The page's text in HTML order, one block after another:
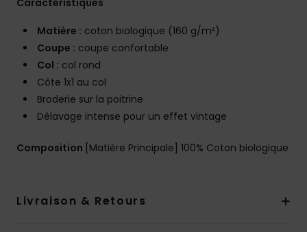
Matière : coton biologique (160 g/m²)
Coupe : coupe confortable
Col : col rond
Côte 1x1 au col
Broderie sur la poitrine
Délavage intense pour un effet vintage
Composition [Matière Principale] 100% Coton biologique
Livraison & Retours